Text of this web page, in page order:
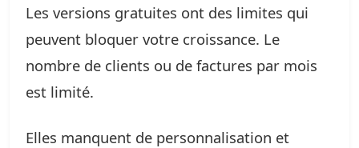
Les versions gratuites ont des limites qui
peuvent bloquer votre croissance. Le
nombre de clients ou de factures par mois
est limité.
Elles manquent de personnalisation et